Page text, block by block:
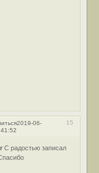
15
2019-06-
С радостью записал